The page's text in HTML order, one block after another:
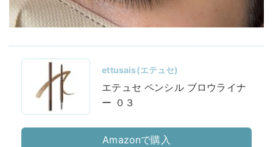
ettusais(エテュセ)
エテュセ ペンシル ブロウライナ
ー ０３
Amazonで購入